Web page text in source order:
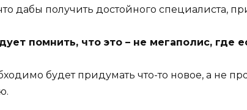
дабы получить достойного специалиста,
помнить, что это – не мегаполис, где
будет придумать что-то новое, а не